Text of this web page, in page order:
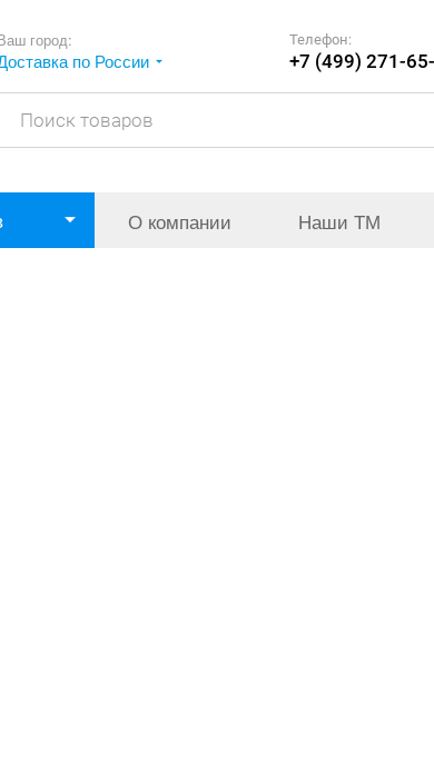
город:
по России
Телефон:
+7 (499) 271-
О компании Наши ТМ